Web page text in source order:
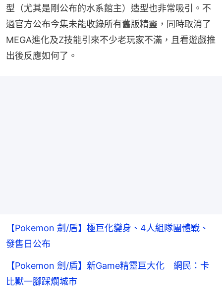
型（尤其是剛公布的水系館主）造型也非常吸引。不
過官方公布今集未能收錄所有舊版精靈，同時取消了
MEGA進化及Z技能引來不少老玩家不滿，且看遊戲推
出後反應如何了。
【Pokemon 劍/盾】極巨化變身、4人組隊團體戰、
發售日公布
【Pokemon 劍/盾】新Game精靈巨大化 網民：卡
比獸一腳踩爛城市